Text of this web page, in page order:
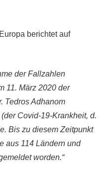
berichtet auf
der Fallzahlen
11. März 2020 der
Tedros Adhanom
Covid-19-Krankheit, d.
Bis zu diesem Zeitpunkt
aus 114 Ländern und
worden.“